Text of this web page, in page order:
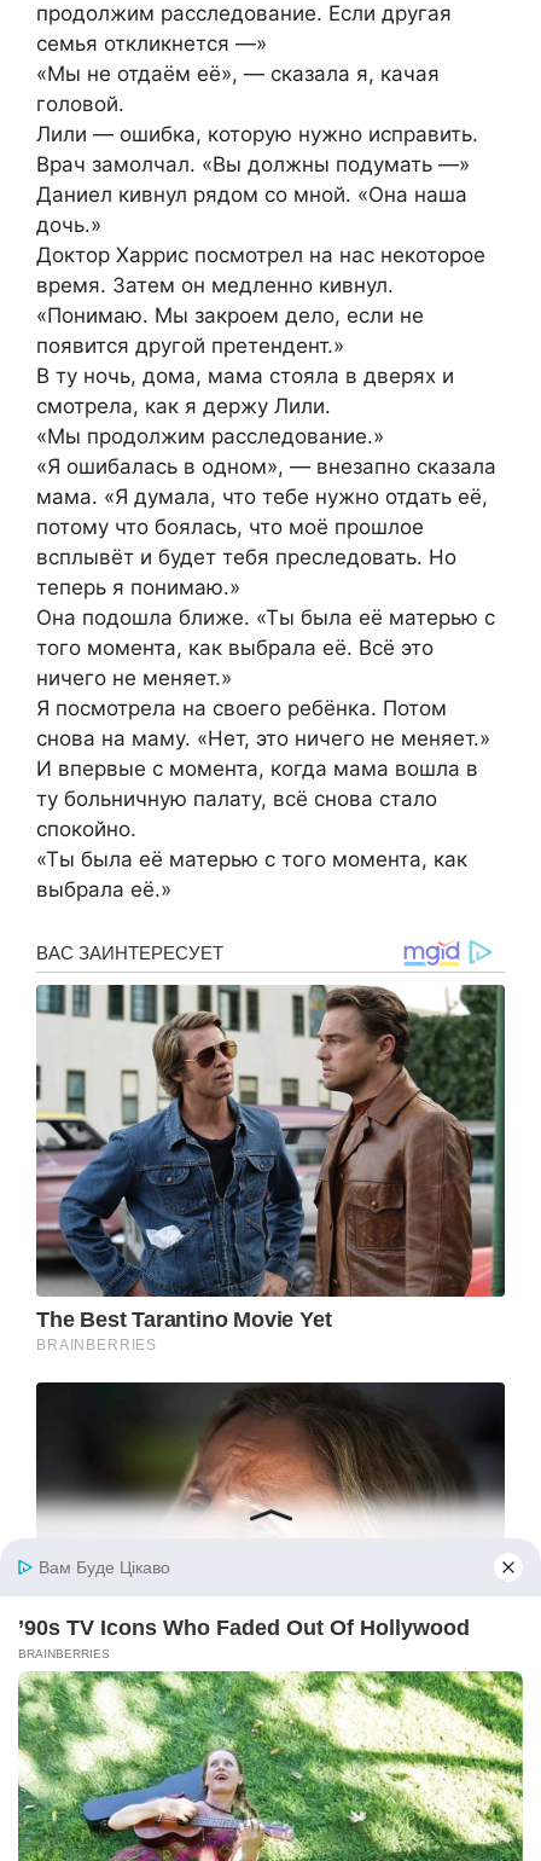
продолжим расследование. Если другая
семья откликнется —»
«Мы не отдаём её», — сказала я, качая
головой.
Лили — ошибка, которую нужно исправить.
Врач замолчал. «Вы должны подумать —»
Даниел кивнул рядом со мной. «Она наша
дочь.»
Доктор Харрис посмотрел на нас некоторое
время. Затем он медленно кивнул.
«Понимаю. Мы закроем дело, если не
появится другой претендент.»
В ту ночь, дома, мама стояла в дверях и
смотрела, как я держу Лили.
«Мы продолжим расследование.»
«Я ошибалась в одном», — внезапно сказала
мама. «Я думала, что тебе нужно отдать её,
потому что боялась, что моё прошлое
всплывёт и будет тебя преследовать. Но
теперь я понимаю.»
Она подошла ближе. «Ты была её матерью с
того момента, как выбрала её. Всё это
ничего не меняет.»
Я посмотрела на своего ребёнка. Потом
снова на маму. «Нет, это ничего не меняет.»
И впервые с момента, когда мама вошла в
ту больничную палату, всё снова стало
спокойно.
«Ты была её матерью с того момента, как
выбрала её.»